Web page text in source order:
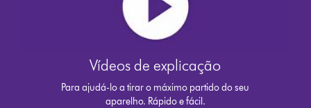
Vídeos de explicação
Para ajudá-lo a tirar o máximo partido do seu
aparelho. Rápido e fácil.